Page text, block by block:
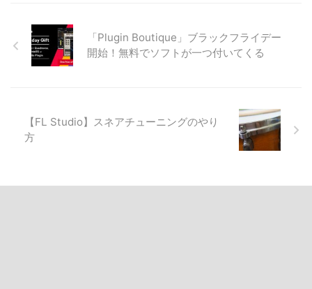
「Plugin Boutique」ブラックフライデー
開始！無料でソフトが一つ付いてくる
【FL Studio】スネアチューニングのやり
方